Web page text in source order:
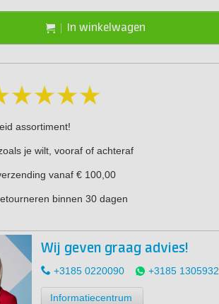
In winkelwagen
assortiment!
je wilt, vooraf of achteraf
vanaf € 100,00
binnen 30 dagen
Wij geven graag advies!
+3185 0220090 +3185 1305932
Informatiecentrum